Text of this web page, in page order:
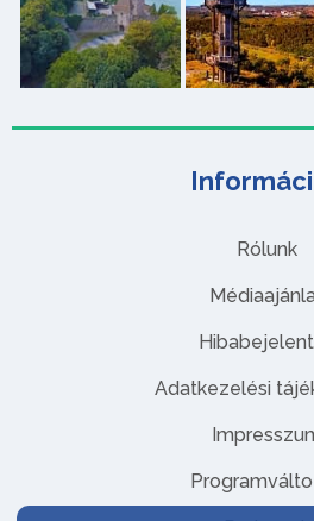
Rólunk
Adatkezelési